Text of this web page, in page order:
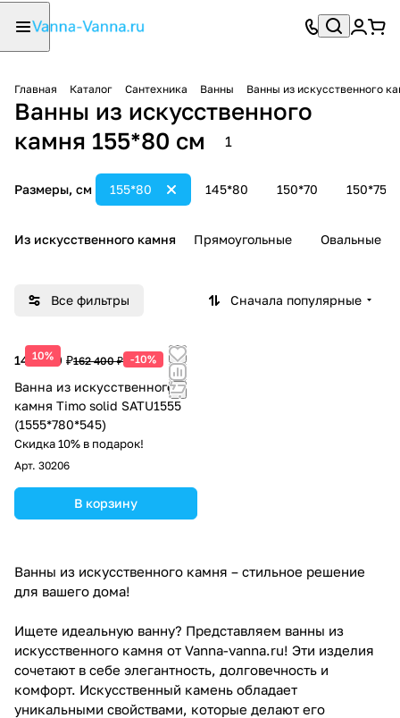
Главная Каталог Сантехника Ванны Ванны из искусственного
Ванны из искусственного
камня 155*80 см
1
Размеры, см 145*80 150*70 150*75
155*80
Из искусственного камня Прямоугольные Овальные
Все фильтры Сначала популярные
10%
146 160 ₽162 400 ₽ -10%
Ванна из искусственного
камня Timo solid SATU1555
(1555*780*545)
Скидка 10% в подарок!
Арт. 30206
В корзину
Ванны из искусственного камня – стильное решение
для вашего дома!
Ищете идеальную ванну? Представляем ванны из
искусственного камня от Vanna-vanna.ru! Эти изделия
сочетают в себе элегантность, долговечность и
комфорт. Искусственный камень обладает
уникальными свойствами, которые делают его